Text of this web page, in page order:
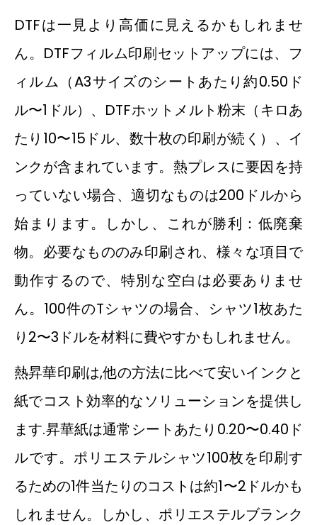
DTFは一見より高価に見えるかもしれませ
ん。DTFフィルム印刷セットアップには、フ
ィルム（A3サイズのシートあたり約0.50ド
ル〜1ドル）、DTFホットメルト粉末（キロあ
たり10〜15ドル、数十枚の印刷が続く）、イ
ンクが含まれています。熱プレスに要因を持
っていない場合、適切なものは200ドルから
始まります。しかし、これが勝利：低廃棄
物。必要なもののみ印刷され、様々な項目で
動作するので、特別な空白は必要ありませ
ん。100件のTシャツの場合、シャツ1枚あた
り2〜3ドルを材料に費やすかもしれません。
熱昇華印刷は,他の方法に比べて安いインクと
紙でコスト効率的なソリューションを提供し
ます.昇華紙は通常シートあたり0.20〜0.40ド
ルです。ポリエステルシャツ100枚を印刷す
るための1件当たりのコストは約1〜2ドルかも
しれません。しかし、ポリエステルブランク